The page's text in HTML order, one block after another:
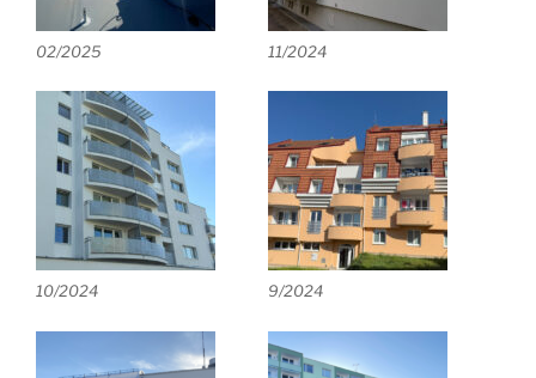
02/2025 11/2024
10/2024 9/2024